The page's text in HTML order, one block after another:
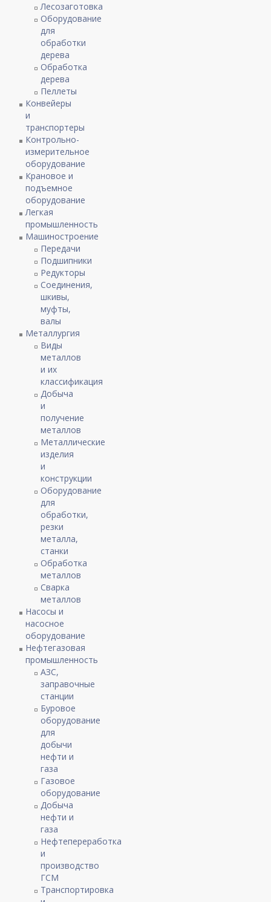
Лесозаготовка
Оборудование
для
обработки
дерева
Обработка
дерева
Пеллеты
Конвейеры
и
транспортеры
Контрольно-
измерительное
оборудование
Крановое и
подъемное
оборудование
Легкая
промышленность
Машиностроение
Передачи
Подшипники
Редукторы
Соединения,
шкивы,
муфты,
валы
Металлургия
Виды
металлов
и их
классификация
Добыча
и
получение
металлов
Металлические
изделия
и
конструкции
Оборудование
для
обработки,
резки
металла,
станки
Обработка
металлов
Сварка
металлов
Насосы и
насосное
оборудование
Нефтегазовая
промышленность
АЗС,
заправочные
станции
Буровое
оборудование
для
добычи
нефти и
газа
Газовое
оборудование
Добыча
нефти и
газа
Нефтепереработка
и
производство
ГСМ
Транспортировка